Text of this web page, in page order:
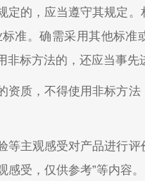
定的，应当遵守其规定
准。确需采用其他标准
标方法的，还应当事先
资质，不得使用非标方
等主观感受对产品进行
受，仅供参考”等内容。